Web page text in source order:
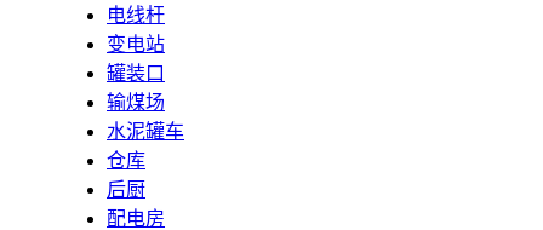
电线杆
变电站
罐装口
输煤场
水泥罐车
仓库
后厨
配电房